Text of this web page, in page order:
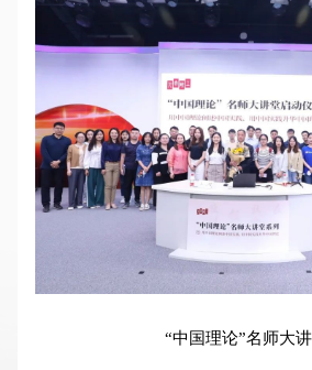
“中国理论”名师大